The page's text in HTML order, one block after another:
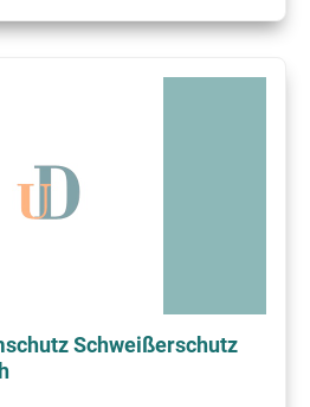
Schweißerschutz